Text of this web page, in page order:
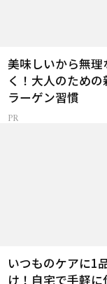
美味しいから無理
く！大人のための
ラーゲン習慣
いつものケアに1
け！自宅で手軽に